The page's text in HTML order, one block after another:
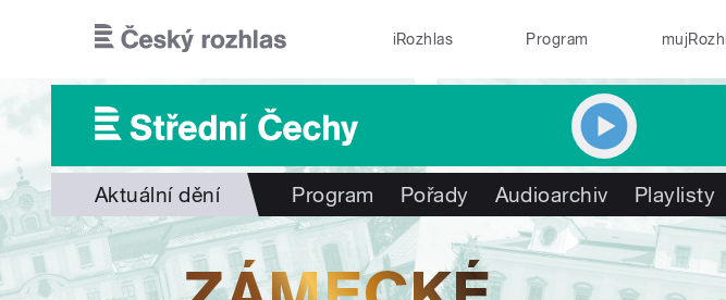
iRozhlas Program
Aktuální dění Program Pořady Audioarchiv Playlisty